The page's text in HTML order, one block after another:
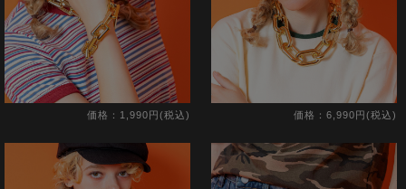
価格：1,990円(税込) 価格：6,990円(税込)